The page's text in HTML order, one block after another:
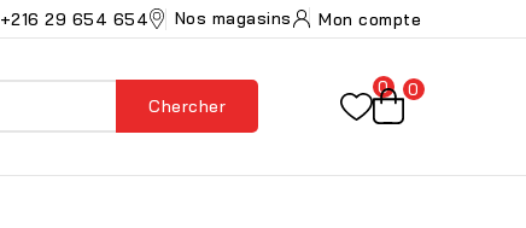
+216 29 654 654 Nos magasins Mon compte
Chercher
0 0